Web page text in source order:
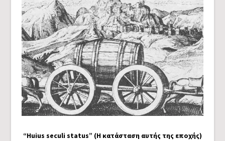
“Huius seculi status” (Η κατάσταση αυτής της εποχής)